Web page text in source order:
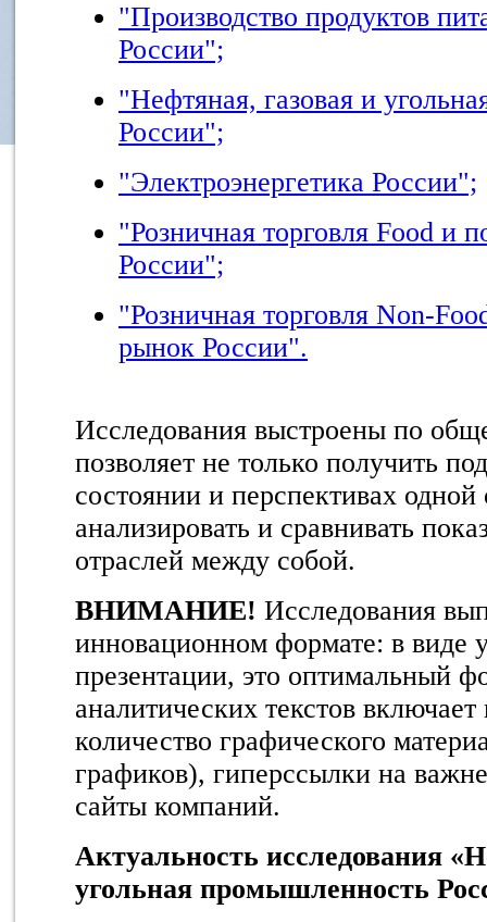
"Производство продуктов
России";
"Нефтяная, газовая и
России";
"Электроэнергетика России";
"Розничная торговля Food и
России";
"Розничная торговля Non-
рынок России".
Исследования выстроены по
позволяет не только получить
состоянии и перспективах
анализировать и сравнивать
отраслей между собой.
ВНИМАНИЕ! Исследования
инновационном формате: в виде
презентации, это оптимальный
аналитических текстов
количество графического
графиков), гиперссылки на
сайты компаний.
Актуальность исследования
угольная промышленность